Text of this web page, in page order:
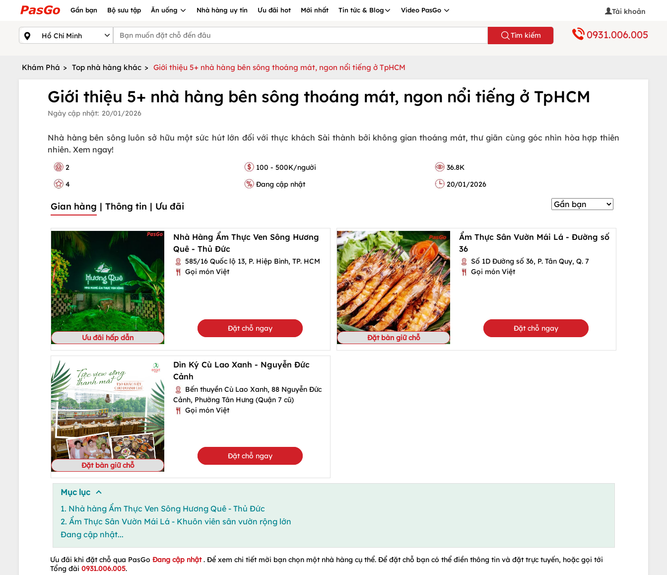
Gần bạn Bộ sưu tập Ăn uống Nhà hàng uy tín Ưu đãi hot Mới nhất Tin tức & Blog Video PasGo Tài khoản
Tìm kiếm 0931.006.005
Khám Phá > Top nhà hàng khác > Giới thiệu 5+ nhà hàng bên sông thoáng mát, ngon nổi tiếng ở TpHCM
Giới thiệu 5+ nhà hàng bên sông thoáng mát, ngon nổi tiếng ở TpHCM
Ngày cập nhật: 20/01/2026
Nhà hàng bên sông luôn sở hữu một sức hút lớn đối với thực khách Sài thành bởi không gian thoáng mát, thư giãn cùng góc nhìn hòa hợp thiên
nhiên. Xem ngay!
2 100 - 500K/người
36.8K
4
Đang cập nhật 20/01/2026
Gian hàng | Thông tin | Ưu đãi
Ưu đãi hấp dẫn
Nhà Hàng Ẩm Thực Ven Sông Hương
Quê - Thủ Đức
585/16 Quốc lộ 13, P. Hiệp Bình, TP. HCM
Gọi món Việt
Đặt chỗ ngay
Đặt bàn giữ chỗ
Ẩm Thực Sân Vườn Mái Lá - Đường số
36
Số 1D Đường số 36, P. Tân Quy, Q. 7
Gọi món Việt
Đặt chỗ ngay
Đặt bàn giữ chỗ
Dìn Ký Cù Lao Xanh - Nguyễn Đức
Cảnh
Bến thuyền Cù Lao Xanh, 88 Nguyễn Đức
Cảnh, Phường Tân Hưng (Quận 7 cũ)
Gọi món Việt
Đặt chỗ ngay
Mục lục
1. Nhà hàng Ẩm Thực Ven Sông Hương Quê - Thủ Đức
2. Ẩm Thực Sân Vườn Mái Lá - Khuôn viên sân vườn rộng lớn
Đang cập nhật...
Ưu đãi khi đặt chỗ qua PasGo Đang cập nhật. Để xem chi tiết mời bạn chọn một nhà hàng cụ thể. Để đặt chỗ bạn có thể điền thông tin và đặt trực tuyến, hoặc gọi tới
Tổng đài 0931.006.005.